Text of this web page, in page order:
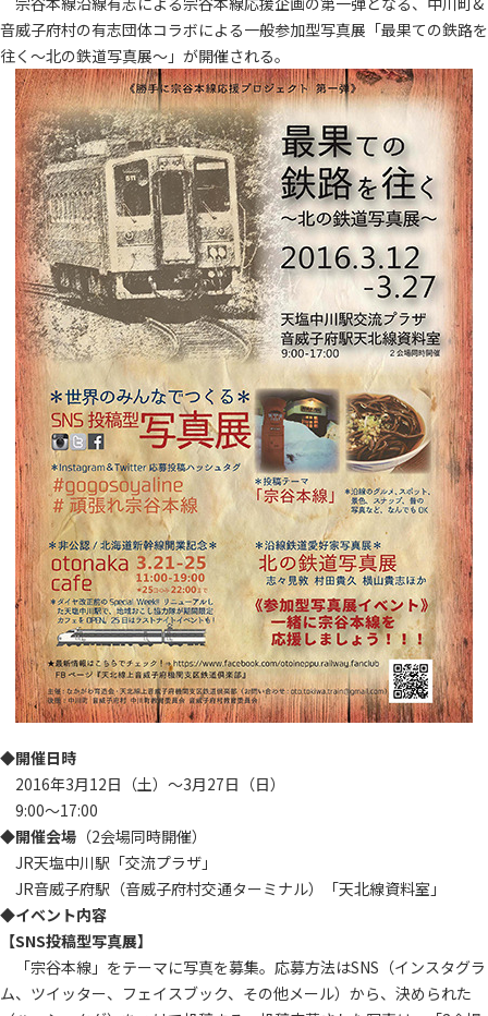
音威子府村の有志団体コラボによる一般参加型写真展「最果ての鉄路を
往く～北の鉄道写真展～」が開催される。
◆開催日時
2016年3月12日（土）～3月27日（日）
9:00～17:00
◆開催会場 （2会場同時開催）
JR天塩中川駅「交流プラザ」
JR音威子府駅（音威子府村交通ターミナル）「天北線資料室」
◆イベント内容
【SNS投稿型写真展】
「宗谷本線」をテーマに写真を募集。応募方法はSNS（インスタグラ
ム、ツイッター、フェイスブック、その他メール）から、決められた